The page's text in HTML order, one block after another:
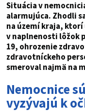
Situácia v
alarmujúca. Zhodli
na území kraja,
v naplnenosti lôžok
19, ohrozenie
zdravotníckeho
smeroval najmä na
Nemocnice
vyzývajú k